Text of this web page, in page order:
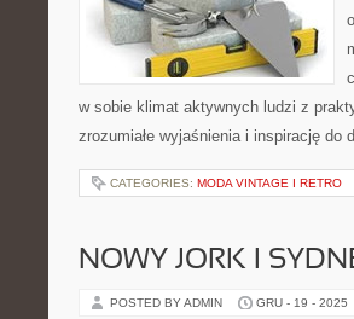
w sobie klimat aktywnych ludzi z
zrozumiałe wyjaśnienia i inspirację do
CATEGORIES: MODA VINTAGE I RETRO
NOWY JORK I
POSTED BY ADMIN GRU - 19 - 2025